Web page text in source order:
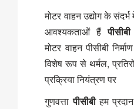
मोटर वाहन उद्योग के
आवश्यकताओं हैंपीसीबी
मोटर वाहन पीसीबी
विशेष रूप से थर्मल,
प्रक्रिया नियंत्रण पर
गुणवत्तापीसीबीहम